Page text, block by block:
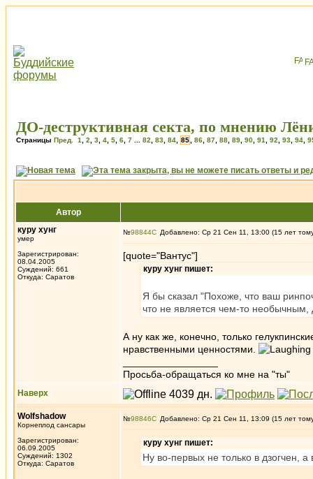
ДО-деструктивная секта, по мнению
Страницы Пред. 1 2 3 4 5 6 7 82 83 84 85 86 87 88 89 90 91 92 93 94
Автор
куру хунг
умер
Зарегистрирован:
08.04.2005
Суждений: 661
Откуда: Саратов
№98844 Добавлено: Ср 21 Сен 11, 13:00 (15 лет
[quote="Вантус"]
куру хунг пишет:
Я бы сказал "Похоже, что ваш
что не является чем-то
А ну как же, конечно, только
нравственными ценностями.
Просьба-обращаться ко мне на "ты"
Наверх
Wolfshadow
Корнеплод сансары
Зарегистрирован:
06.09.2005
Суждений: 1302
Откуда: Саратов
№98846 Добавлено: Ср 21 Сен 11, 13:09 (15 лет
куру хунг пишет:
Ну во-первых не только в дзогчен,